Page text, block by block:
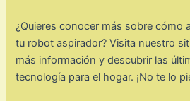
¿Quieres conocer más sobre cómo
tu robot aspirador? Visita nuestro
más información y descubrir las
tecnología para el hogar. ¡No te lo